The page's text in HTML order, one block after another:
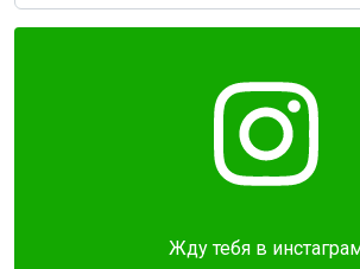
Жду тебя в